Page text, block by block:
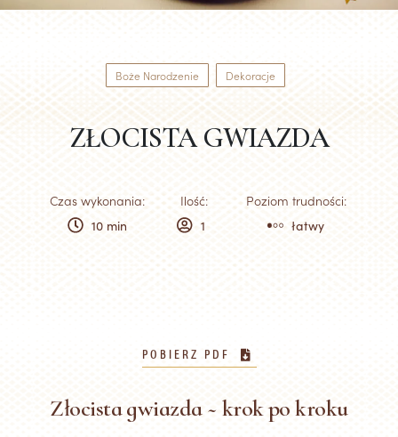
Boże Narodzenie Dekoracje
ZŁOCISTA GWIAZDA
Czas wykonania: Ilość:
Poziom trudności:
10 min
1 łatwy
POBIERZ PDF
Złocista gwiazda ~ krok po kroku